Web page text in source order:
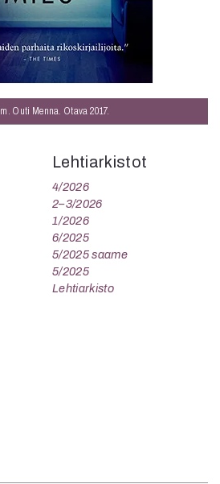
Outi Menna. Otava 2017.
Lehtiarkistot
4/2026
2–3/2026
1/2026
6/2025
5/2025 saame
5/2025
Lehtiarkisto